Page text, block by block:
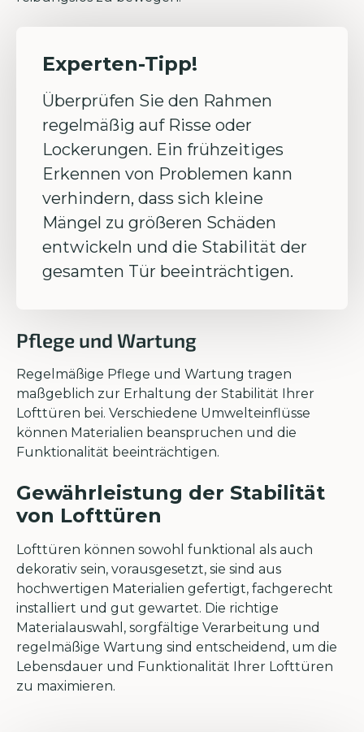
Experten-Tipp!
Überprüfen Sie den Rahmen
regelmäßig auf Risse oder
Lockerungen. Ein frühzeitiges
Erkennen von Problemen kann
verhindern, dass sich kleine
Mängel zu größeren Schäden
entwickeln und die Stabilität der
gesamten Tür beeinträchtigen.
Pflege und Wartung
Regelmäßige Pflege und Wartung tragen
maßgeblich zur Erhaltung der Stabilität Ihrer
Lofttüren bei. Verschiedene Umwelteinflüsse
können Materialien beanspruchen und die
Funktionalität beeinträchtigen.
Gewährleistung der Stabilität
von Lofttüren
Lofttüren können sowohl funktional als auch
dekorativ sein, vorausgesetzt, sie sind aus
hochwertigen Materialien gefertigt, fachgerecht
installiert und gut gewartet. Die richtige
Materialauswahl, sorgfältige Verarbeitung und
regelmäßige Wartung sind entscheidend, um die
Lebensdauer und Funktionalität Ihrer Lofttüren
zu maximieren.